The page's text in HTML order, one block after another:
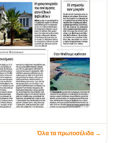
Όλα τα πρωτοσέλιδα →